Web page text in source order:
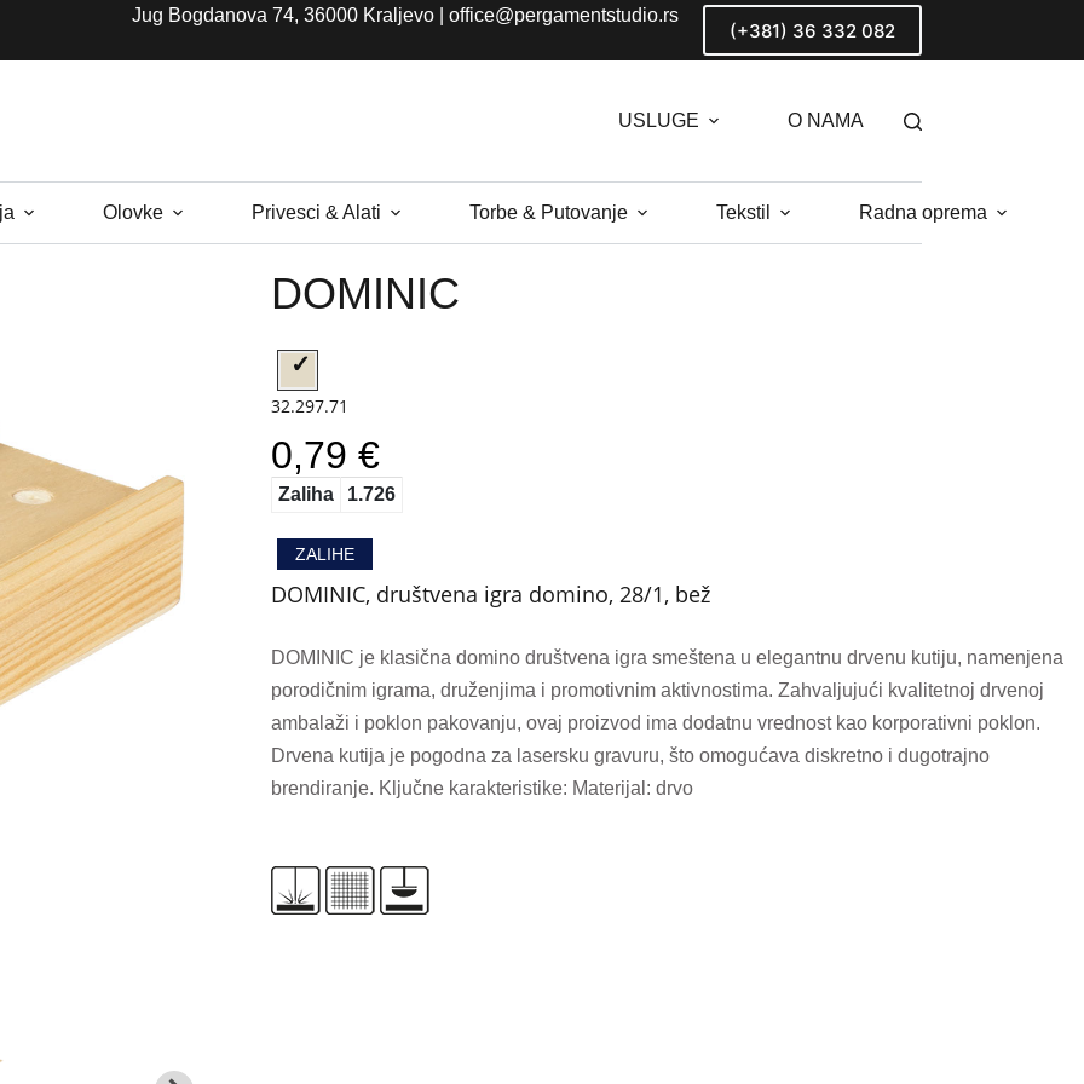
Jug Bogdanova 74, 36000 Kraljevo | office@pergamentstudio.rs
(+381) 36 332 082
USLUGE O NAMA
Olovke Privesci & Alati Torbe & Putovanje Tekstil Radna oprema
DOMINIC
32.297.71
0,79 €
Zaliha 1.726
ZALIHE
DOMINIC, društvena igra domino, 28/1, bež
DOMINIC je klasična domino društvena igra smeštena u elegantnu drvenu kutiju, namenjena
porodičnim igrama, druženjima i promotivnim aktivnostima. Zahvaljujući kvalitetnoj drvenoj
ambalaži i poklon pakovanju, ovaj proizvod ima dodatnu vrednost kao korporativni poklon.
Drvena kutija je pogodna za lasersku gravuru, što omogućava diskretno i dugotrajno
brendiranje. Ključne karakteristike: Materijal: drvo